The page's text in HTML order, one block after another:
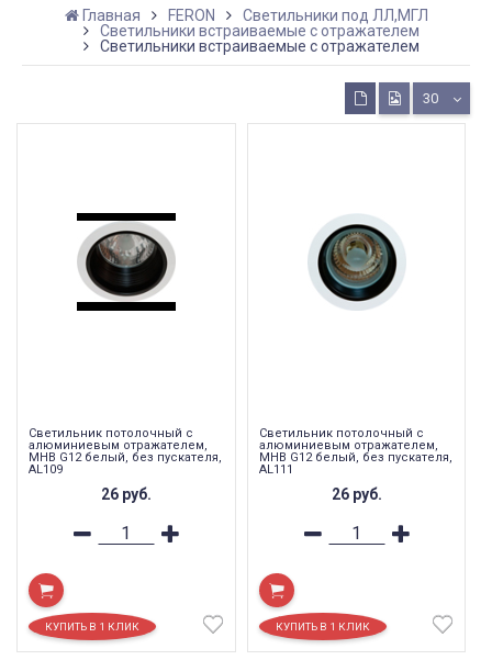
Главная FERON
Светильники под ЛЛ,МГЛ
Светильники встраиваемые с отражателем
Светильники встраиваемые с отражателем
30
Светильник потолочный с
алюминиевым отражателем,
MHB G12 белый, без пускателя,
AL109
26 руб.
Светильник потолочный с
алюминиевым отражателем,
MHB G12 белый, без пускателя,
AL111
26 руб.